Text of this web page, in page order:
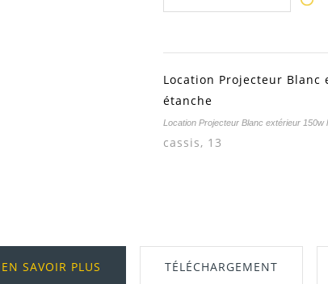
Location Projecteur Blanc
étanche
Location Projecteur Blanc extérieur
cassis, 13
EN SAVOIR PLUS TÉLÉCHARGEMENT